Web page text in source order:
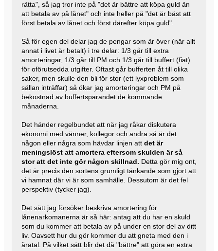
rätta", så jag tror inte på "det är bättre att köpa guld än
att betala av på lånet" och inte heller på "det är bäst att
först betala av lånet och först därefter köpa guld".
Så för egen del delar jag de pengar som är över (när allt
annat i livet är betalt) i tre delar: 1/3 går till extra
amorteringar, 1/3 går till PM och 1/3 går till buffert (fiat)
för oförutsedda utgifter. Oftast går bufferten åt till olika
saker, men skulle den bli för stor (ett lyxproblem som
sällan inträffar) så ökar jag amorteringar och PM på
bekostnad av buffertsparandet de kommande
månaderna.
Det händer regelbundet att när jag råkar diskutera
ekonomi med vänner, kollegor och andra så är det
någon eller några som hävdar linjen att det är
meningslöst att amortera eftersom skulden är så
stor att det inte gör någon skillnad. Detta gör mig ont,
det är precis den sortens grumligt tänkande som gjort att
vi hamnat där vi är som samhälle. Dessutom är det fel
perspektiv (tycker jag).
Det sätt jag försöker beskriva amortering för
lånenarkomanerna är så här: antag att du har en skuld
som du kommer att betala av på under en stor del av ditt
liv. Oavsett hur du gör kommer du att gneta med den i
åratal. På vilket sätt blir det då "bättre" att göra en extra